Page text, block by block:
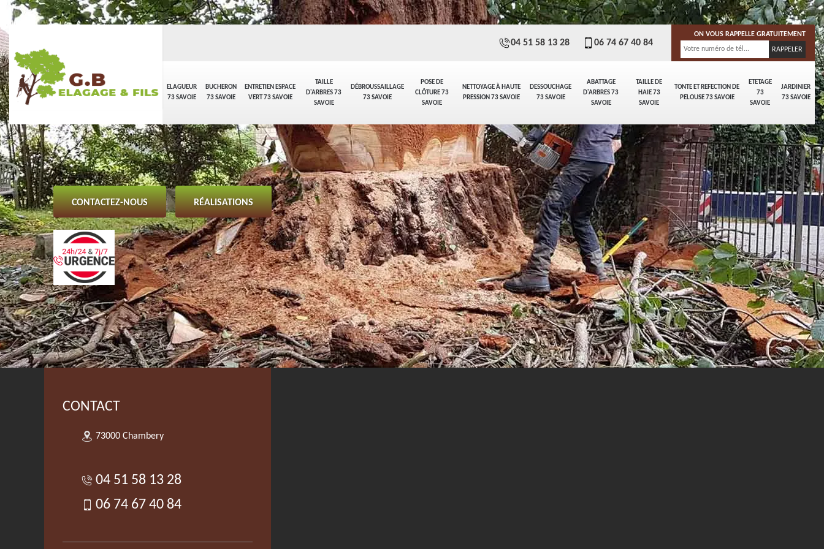
ELAGUEUR
73 SAVOIE
BUCHERON
73 SAVOIE
ENTRETIEN ESPACE
VERT 73 SAVOIE
TAILLE
D'ARBRES 73
SAVOIE
DÉBROUSSAILLAGE
73 SAVOIE
POSE DE
CLÔTURE 73
SAVOIE
NETTOYAGE À HAUTE
PRESSION 73 SAVOIE
DESSOUCHAGE
73 SAVOIE
ABATTAGE
D'ARBRES 73
SAVOIE
TAILLE DE
HAIE 73
SAVOIE
TONTE ET REFECTION DE
PELOUSE 73 SAVOIE
ETETAGE
73
SAVOIE
JARDINIER
73 SAVOIE
04 51 58 13 28 06 74 67 40 84
ON VOUS RAPPELLE GRATUITEMENT
CONTACTEZ-NOUS RÉALISATIONS
CONTACT
73000 Chambery
04 51 58 13 28
06 74 67 40 84